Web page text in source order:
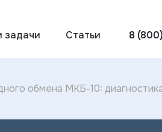
задачи Статьи 8
обмена МКБ-10: